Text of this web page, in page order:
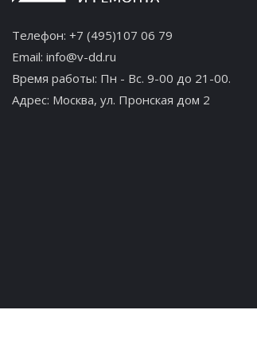
Телефон: +7 (495)107 06 79
Email: info@v-dd.ru
Время работы: Пн - Вс. 9-00 до 21-00.
Адрес: Москва, ул. Пронская дом 2